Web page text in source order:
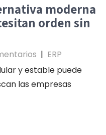
moderna
orden sin
| ERP
y estable puede
las empresas